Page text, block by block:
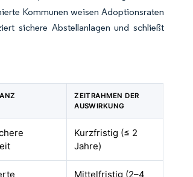
Kommunen weisen Adoptionsraten
sichere Abstellanlagen und schließt
ZEITRAHMEN DER
AUSWIRKUNG
Kurzfristig (≤ 2
Jahre)
Mittelfristig (2–4